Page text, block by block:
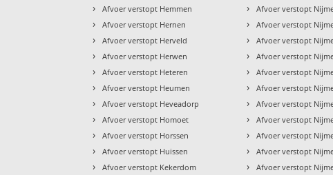
› Afvoer verstopt Hemmen
› Afvoer verstopt Hernen
› Afvoer verstopt Herveld
› Afvoer verstopt Herwen
› Afvoer verstopt Heteren
› Afvoer verstopt Heumen
› Afvoer verstopt Heveadorp
› Afvoer verstopt Homoet
› Afvoer verstopt Horssen
› Afvoer verstopt Huissen
› Afvoer verstopt Kekerdom
› Afvoer verstopt
› Afvoer verstopt
› Afvoer verstopt
› Afvoer verstopt
› Afvoer verstopt
› Afvoer verstopt
› Afvoer verstopt
› Afvoer verstopt
› Afvoer verstopt
› Afvoer verstopt
› Afvoer verstopt